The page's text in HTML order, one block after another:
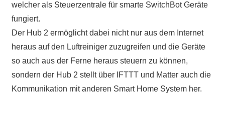
welcher als Steuerzentrale für smarte SwitchBot Geräte
fungiert.
Der Hub 2 ermöglicht dabei nicht nur aus dem Internet
heraus auf den Luftreiniger zuzugreifen und die Geräte
so auch aus der Ferne heraus steuern zu können,
sondern der Hub 2 stellt über IFTTT und Matter auch die
Kommunikation mit anderen Smart Home System her.